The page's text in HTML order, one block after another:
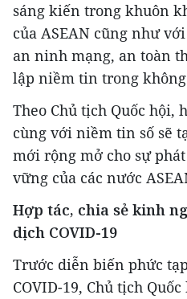
sáng kiến trong khuôn
của ASEAN cũng như
an ninh mạng, an toàn
lập niềm tin trong không
Theo Chủ tịch Quốc hội,
cùng với niềm tin số sẽ
mới rộng mở cho sự
vững của các nước
Hợp tác, chia sẻ kinh
dịch COVID-19
Trước diễn biến phức
COVID-19, Chủ tịch